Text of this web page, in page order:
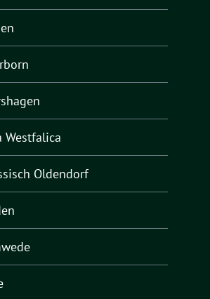
Westfalica
Oldendorf